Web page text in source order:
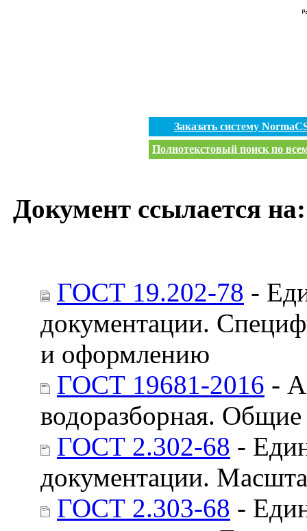
Заказать систему
Полнотекстовый поиск по
Документ ссылается на:
ГОСТ 19.202-78 -
документации.
и оформлению
ГОСТ 19681-2016 -
водоразборная. Общие
ГОСТ 2.302-68 -
документации.
ГОСТ 2.303-68 -